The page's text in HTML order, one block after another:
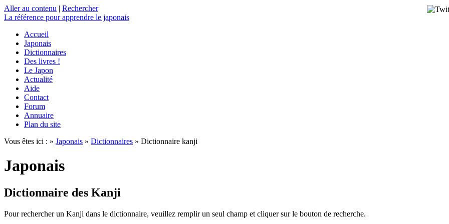
Aller au contenu | Rechercher
La référence pour apprendre le japonais
Accueil
Japonais
Dictionnaires
Des livres !
Le Japon
Actualité
Aide
Contact
Forum
Annuaire
Plan du site
Vous êtes ici : » Japonais » Dictionnaires » Dictionnaire kanji
Japonais
Dictionnaire des Kanji
Pour rechercher un Kanji dans le dictionnaire, veuillez remplir un seul champ et cliquer sur le bouton de recherche.